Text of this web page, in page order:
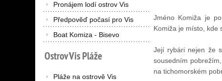
Pronájem lodí ostrov Vis
Předpověď počasí pro Vis
Boat Komiza - Bisevo
OstrovVisPláže
Pláže na ostrově Vis
Jméno Komiža je
Komiža je místo,
Její rybári nejen že
sousedním
na tichomorském